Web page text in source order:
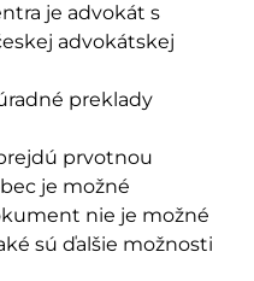
je advokát s
advokátskej
preklady
prvotnou
je možné
nie je možné
sú ďalšie možnosti